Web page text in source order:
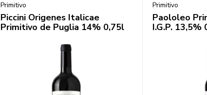
Primitivo
Piccini Origenes Italicae
Primitivo de Puglia 14% 0,75l
Primitivo
Paololeo
I.G.P. 13,5%